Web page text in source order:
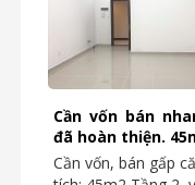
Cần vốn bán
đã hoàn thiện.
Cần vốn, bán gấp